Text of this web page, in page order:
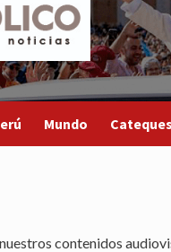
Mundo
contenidos